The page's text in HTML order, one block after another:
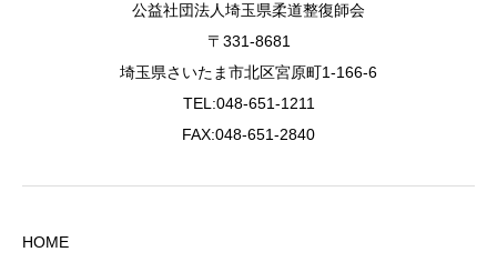
公益社団法人埼玉県柔道整復師会
〒331-8681
埼玉県さいたま市北区宮原町1-166-6
TEL:048-651-1211
FAX:048-651-2840
HOME